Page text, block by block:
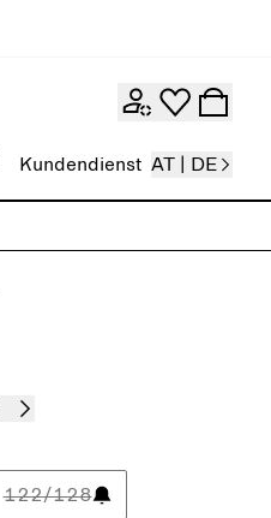
Kundendienst AT | DE
122/128